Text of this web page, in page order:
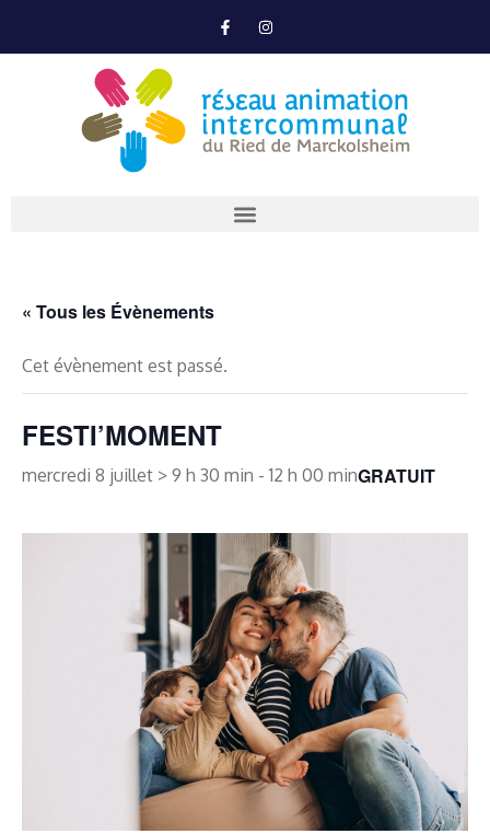
« Tous les Évènements
Cet évènement est passé.
FESTI’MOMENT
mercredi 8 juillet > 9 h 30 min -12 h 00 minGRATUIT